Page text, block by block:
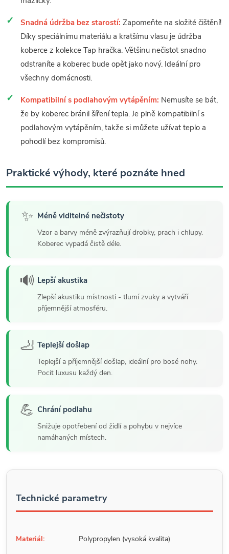
Snadná údržba bez starostí: Zapomeňte na složité čištění!
Díky speciálnímu materiálu a kratšímu vlasu je údržba
koberce z kolekce Tap hračka. Většinu nečistot snadno
odstraníte a koberec bude opět jako nový. Ideální pro
všechny domácnosti.
Kompatibilní s podlahovým vytápěním: Nemusíte se bát,
že by koberec bránil šíření tepla. Je plně kompatibilní s
podlahovým vytápěním, takže si můžete užívat teplo a
pohodlí bez kompromisů.
Praktické výhody, které poznáte hned
✨ Méně viditelné nečistoty
Vzor a barvy méně zvýrazňují drobky, prach i chlupy.
Koberec vypadá čistě déle.
🔊 Lepší akustika
Zlepší akustiku místnosti - tlumí zvuky a vytváří
příjemnější atmosféru.
🦶 Teplejší došlap
Teplejší a příjemnější došlap, ideální pro bosé nohy.
Pocit luxusu každý den.
💪 Chrání podlahu
Snižuje opotřebení od židlí a pohybu v nejvíce
namáhaných místech.
Technické parametry
Materiál: Polypropylen (vysoká kvalita)